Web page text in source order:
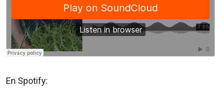
En Spotify: